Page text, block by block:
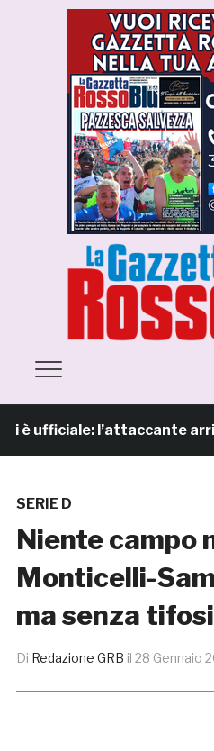
ufficiale: l’attaccante arriva
SERIE D
Niente campo
Monticelli-
ma senza
Di Redazione GRB il 28 Gennaio